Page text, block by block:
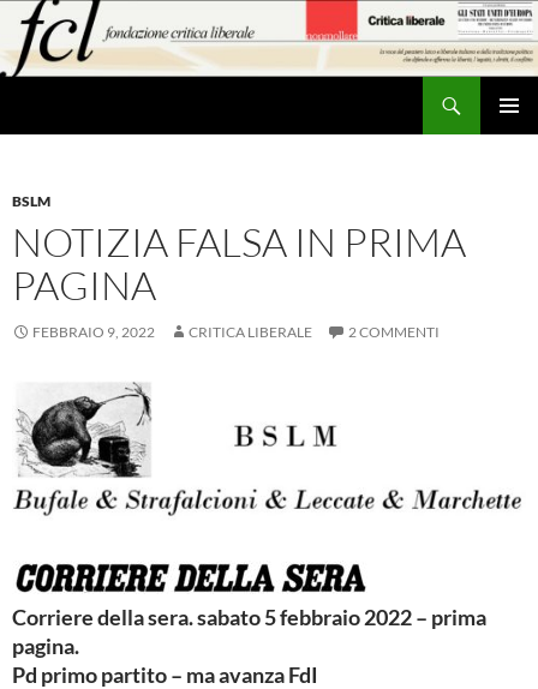
contenuto
BSLM
NOTIZIA FALSA IN PRIMA
PAGINA
FEBBRAIO 9, 2022 CRITICA LIBERALE 2 COMMENTI
Corriere della sera. sabato 5 febbraio 2022 – prima
pagina.
Pd primo partito – ma avanza FdI